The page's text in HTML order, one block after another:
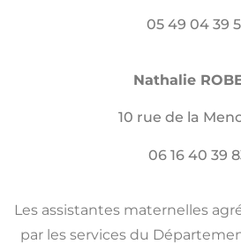
05 49 04 39
Nathalie
10 rue de la
06 16 40 39
Les assistantes maternelles
par les services du